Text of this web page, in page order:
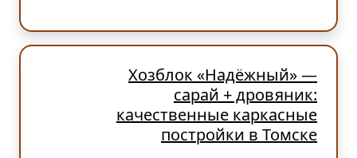
Хозблок «Надёжный» —
сарай + дровяник:
качественные каркасные
постройки в Томске